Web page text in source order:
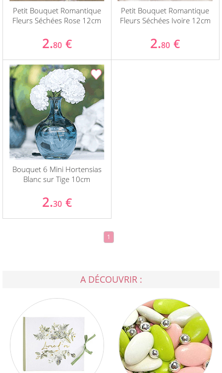
Petit Bouquet Romantique
Fleurs Séchées Rose 12cm
2.80 €
Petit Bouquet Romantique
Fleurs Séchées Ivoire 12cm
2.80 €
Bouquet 6 Mini Hortensias
Blanc sur Tige 10cm
2.30 €
1
A DÉCOUVRIR :